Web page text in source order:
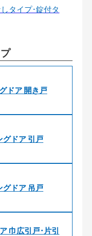
タイプ･錠付タ
ドア 開き戸
ドア 引戸
ドア 吊戸
巾広引戸･片引